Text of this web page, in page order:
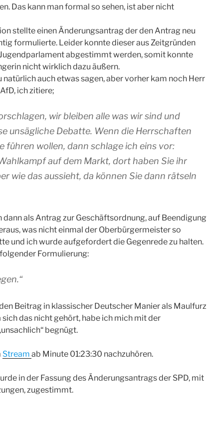
Das kann man formal so sehen, ist aber nicht
stellte einen Änderungsantrag der den Antrag neu
formulierte. Leider konnte dieser aus Zeitgründen
abgestimmt werden, somit konnte
nicht wirklich dazu äußern.
natürlich auch etwas sagen, aber vorher kam noch Herr
ich zitiere;
wir bleiben alle was wir sind und
unsägliche Debatte. Wenn die Herrschaften
führen wollen, dann schlage ich eins vor:
auf dem Markt, dort haben Sie ihr
wie das aussieht, da können Sie dann rätseln
dann als Antrag zur Geschäftsordnung, auf Beendigung
was nicht einmal der Oberbürgermeister so
und ich wurde aufgefordert die Gegenrede zu halten.
Formulierung:
Beitrag in klassischer Deutscher Manier als Maulfurz
sich das nicht gehört, habe ich mich mit der
begnügt.
Stream ab Minute 01:23:30 nachzuhören.
in der Fassung des Änderungsantrags der SPD, mit
zugestimmt.